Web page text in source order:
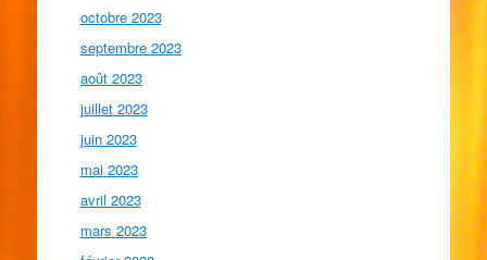
octobre 2023
septembre 2023
août 2023
juillet 2023
juin 2023
mai 2023
avril 2023
mars 2023